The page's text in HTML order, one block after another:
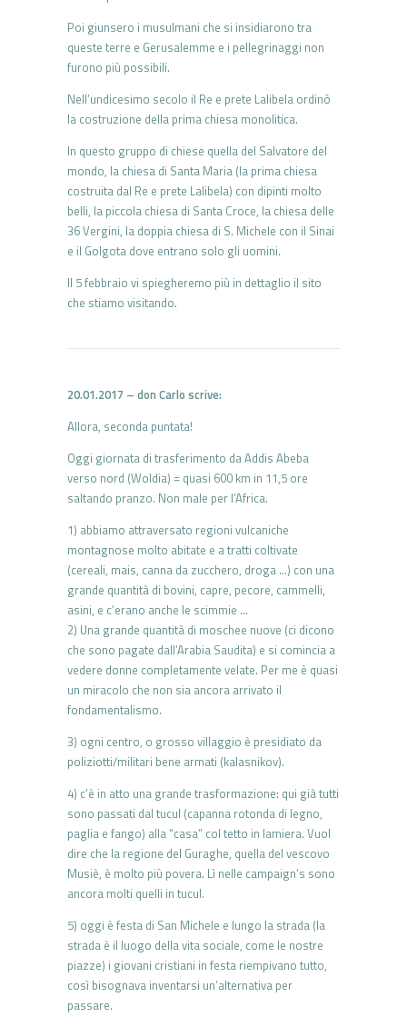
Poi giunsero i musulmani che si insidiarono tra
queste terre e Gerusalemme e i pellegrinaggi non
furono più possibili.
Nell’undicesimo secolo il Re e prete Lalibela ordinò
la costruzione della prima chiesa monolitica.
In questo gruppo di chiese quella del Salvatore del
mondo, la chiesa di Santa Maria (la prima chiesa
costruita dal Re e prete Lalibela) con dipinti molto
belli, la piccola chiesa di Santa Croce, la chiesa delle
36 Vergini, la doppia chiesa di S. Michele con il Sinai
e il Golgota dove entrano solo gli uomini.
Il 5 febbraio vi spiegheremo più in dettaglio il sito
che stiamo visitando.
20.01.2017 – don Carlo scrive:
Allora, seconda puntata!
Oggi giornata di trasferimento da Addis Abeba
verso nord (Woldia) = quasi 600 km in 11,5 ore
saltando pranzo. Non male per l’Africa.
1) abbiamo attraversato regioni vulcaniche
montagnose molto abitate e a tratti coltivate
(cereali, mais, canna da zucchero, droga …) con una
grande quantità di bovini, capre, pecore, cammelli,
asini, e c’erano anche le scimmie …
2) Una grande quantità di moschee nuove (ci dicono
che sono pagate dall’Arabia Saudita) e si comincia a
vedere donne completamente velate. Per me è quasi
un miracolo che non sia ancora arrivato il
fondamentalismo.
3) ogni centro, o grosso villaggio è presidiato da
poliziotti/militari bene armati (kalasnikov).
4) c’è in atto una grande trasformazione: qui già tutti
sono passati dal tucul (capanna rotonda di legno,
paglia e fango) alla “casa” col tetto in lamiera. Vuol
dire che la regione del Guraghe, quella del vescovo
Musiè, è molto più povera. Lì nelle campaign’s sono
ancora molti quelli in tucul.
5) oggi è festa di San Michele e lungo la strada (la
strada è il luogo della vita sociale, come le nostre
piazze) i giovani cristiani in festa riempivano tutto,
così bisognava inventarsi un’alternativa per
passare.